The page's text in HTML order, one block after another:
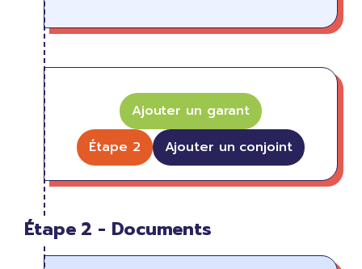
Étape 2 Ajouter un conjoint
Ajouter un garant
Étape 2 - Documents